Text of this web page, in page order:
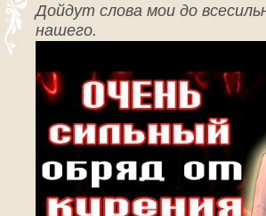
Дойдут слова мои до
нашего.